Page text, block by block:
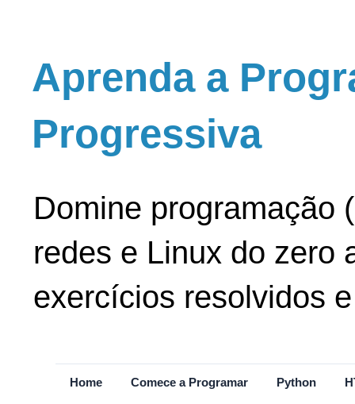
Aprenda a
Progressiva
Domine programação
redes e Linux do zero
exercícios resolvidos
Home Comece a Programar Python